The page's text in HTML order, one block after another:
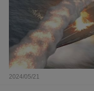
2024/05/21